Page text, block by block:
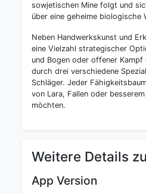
sowjetischen Mine folgt und
über eine geheime biologische
Neben Handwerkskunst und
eine Vielzahl strategischer
und Bogen oder offener
durch drei verschiedene
Schläger. Jeder
von Lara, Fallen oder
möchten.
Weitere Details
App Version